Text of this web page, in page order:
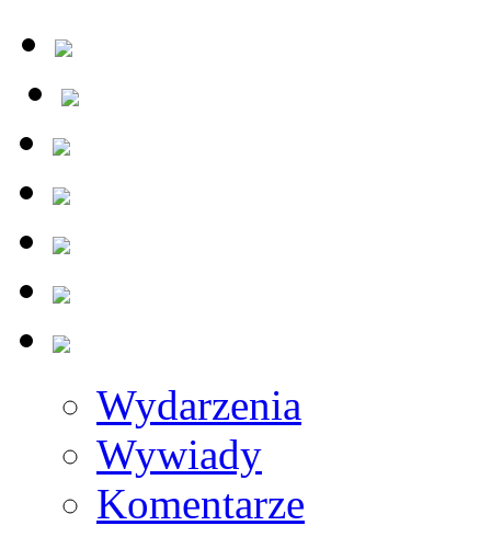
Wydarzenia
Wywiady
Komentarze